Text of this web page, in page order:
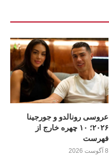
عروسی رونالدو و جورجینا
۲۰۲۶؛ ۱۰ چهره خارج از
فهرست
8 آگوست 2026